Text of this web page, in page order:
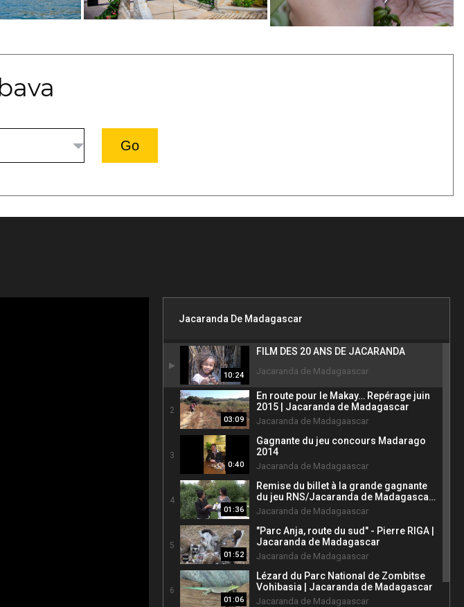
Jacaranda De Madagascar
1
10:24
FILM DES 20 ANS DE JACARANDA
Jacaranda de Madagaascar
2
03:09
En route pour le Makay… Repérage juin
2015 | Jacaranda de Madagascar
Jacaranda de Madagaascar
3
0:40
Gagnante du jeu concours Madarago
2014
Jacaranda de Madagaascar
4
01:36
Remise du billet à la grande gagnante
du jeu RNS/Jacaranda de Madagascar
2013
Jacaranda de Madagaascar
5
01:52
"Parc Anja, route du sud" - Pierre RIGA |
Jacaranda de Madagascar
Jacaranda de Madagaascar
6
01:06
Lézard du Parc National de Zombitse
Vohibasia | Jacaranda de Madagascar
Jacaranda de Madagaascar